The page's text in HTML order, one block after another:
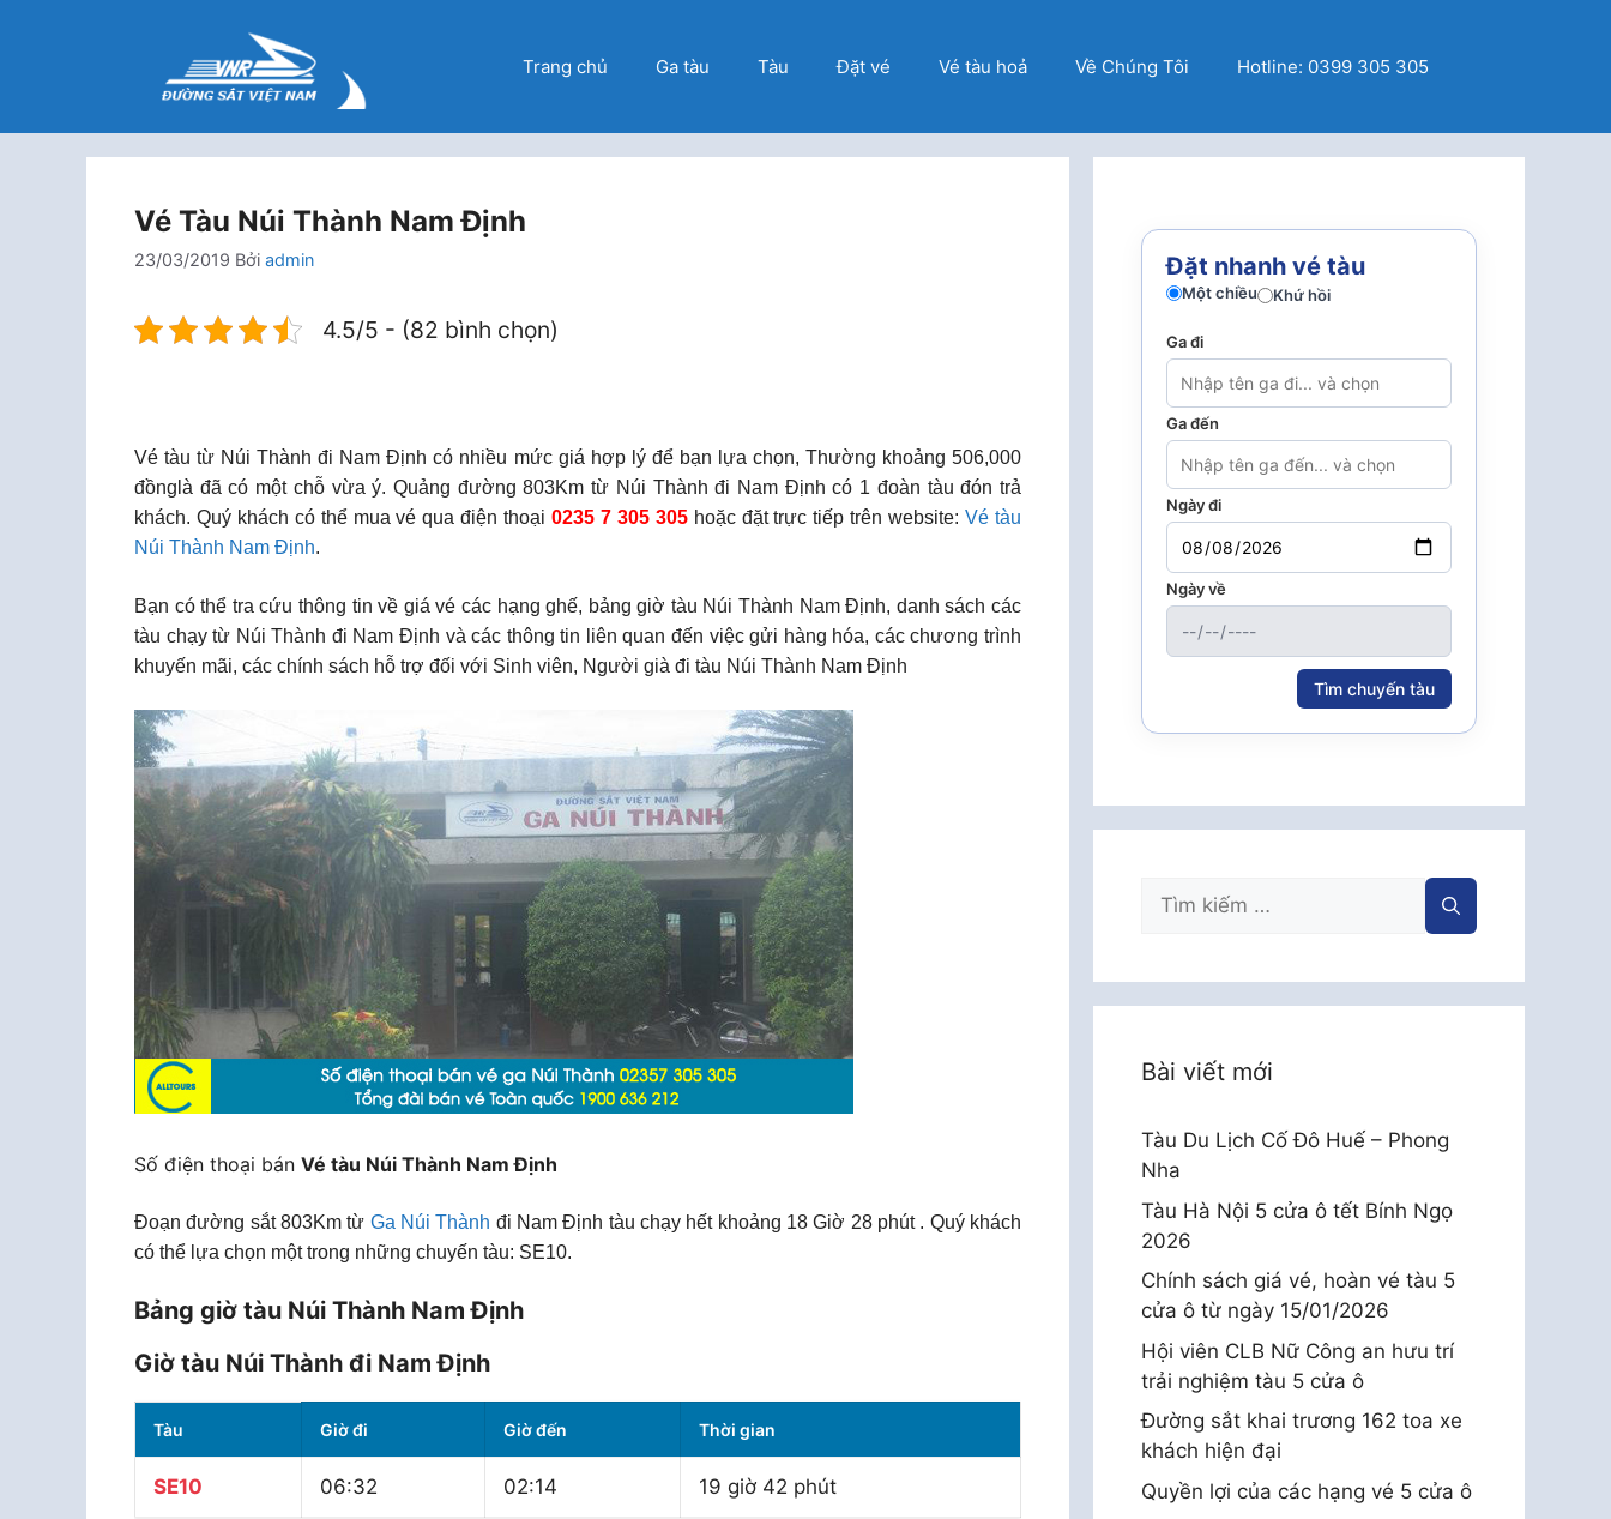
Trang chủ Ga tàu Tàu Đặt vé Vé tàu hoả Về Chúng Tôi Hotline: 0399 305 305
Vé Tàu Núi Thành Nam Định
23/03/2019 Bởi admin
4.5/5 - (82 bình chọn)
Vé tàu từ Núi Thành đi Nam Định có nhiều mức giá hợp lý để bạn lựa chọn, Thường khoảng 506,000
đồnglà đã có một chỗ vừa ý. Quảng đường 803Km từ Núi Thành đi Nam Định có 1 đoàn tàu đón trả
khách. Quý khách có thể mua vé qua điện thoại0235 7 305 305hoặc đặt trực tiếp trên website:Vé tàu
Núi Thành Nam Định.
Bạn có thể tra cứu thông tin về giá vé các hạng ghế, bảng giờ tàu Núi Thành Nam Định, danh sách các
tàu chạy từ Núi Thành đi Nam Định và các thông tin liên quan đến việc gửi hàng hóa, các chương trình
khuyến mãi, các chính sách hỗ trợ đối với Sinh viên, Người già đi tàu Núi Thành Nam Định
Số điện thoại bán Vé tàu Núi Thành Nam Định
Đoạn đường sắt 803Km từ Ga Núi Thành đi Nam Định tàu chạy hết khoảng 18 Giờ 28 phút . Quý khách
có thể lựa chọn một trong những chuyến tàu: SE10.
Bảng giờ tàu Núi Thành Nam Định
Giờ tàu Núi Thành đi Nam Định
Tàu Giờ đi Giờ đến Thời gian
SE10 06:32 02:14 19 giờ 42 phút
Đặt nhanh vé tàu
Một chiều Khứ hồi
Ga đi
Ga đến
Ngày đi
Ngày về
Tìm chuyến tàu
Tìm
Bài viết mới
Tàu Du Lịch Cố Đô Huế – Phong
Nha
Tàu Hà Nội 5 cửa ô tết Bính Ngọ
2026
Chính sách giá vé, hoàn vé tàu 5
cửa ô từ ngày 15/01/2026
Hội viên CLB Nữ Công an hưu trí
trải nghiệm tàu 5 cửa ô
Đường sắt khai trương 162 toa xe
khách hiện đại
Quyền lợi của các hạng vé 5 cửa ô